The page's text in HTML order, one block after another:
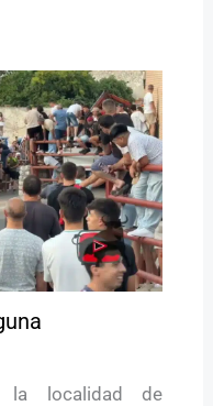
localidad de